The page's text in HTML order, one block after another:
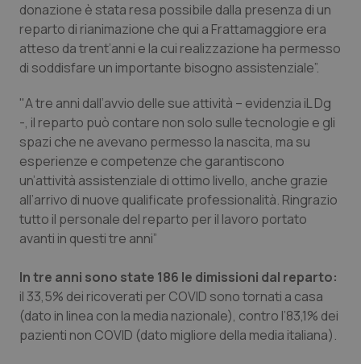
Puglia
Sardegna
Sicilia
Toscana
Umbria
Valle D’Aosta
Veneto
Malattie rare
Malattia di Crohn & Rettocolite Ulcerosa
Neuroscienze & patologie neurodegenerative
Obesità
Oftalmologia
Oncodermatologia
Oncoematologia
Oncologia & Nutrizione
donazione è stata resa possibile dalla presenza di un
reparto di rianimazione che qui a Frattamaggiore era
atteso da trent’anni e la cui realizzazione ha permesso
di soddisfare un importante bisogno assistenziale”.
"A tre anni dall’avvio delle sue attività – evidenzia iL Dg
-, il reparto può contare non solo sulle tecnologie e gli
spazi che ne avevano permesso la nascita, ma su
esperienze e competenze che garantiscono
un’attività assistenziale di ottimo livello, anche grazie
all’arrivo di nuove qualificate professionalità. Ringrazio
tutto il personale del reparto per il lavoro portato
avanti in questi tre anni”
In tre anni sono state 186 le dimissioni dal reparto:
il 33,5% dei ricoverati per COVID sono tornati a casa
(dato in linea con la media nazionale), contro l’83,1% dei
pazienti non COVID (dato migliore della media italiana).